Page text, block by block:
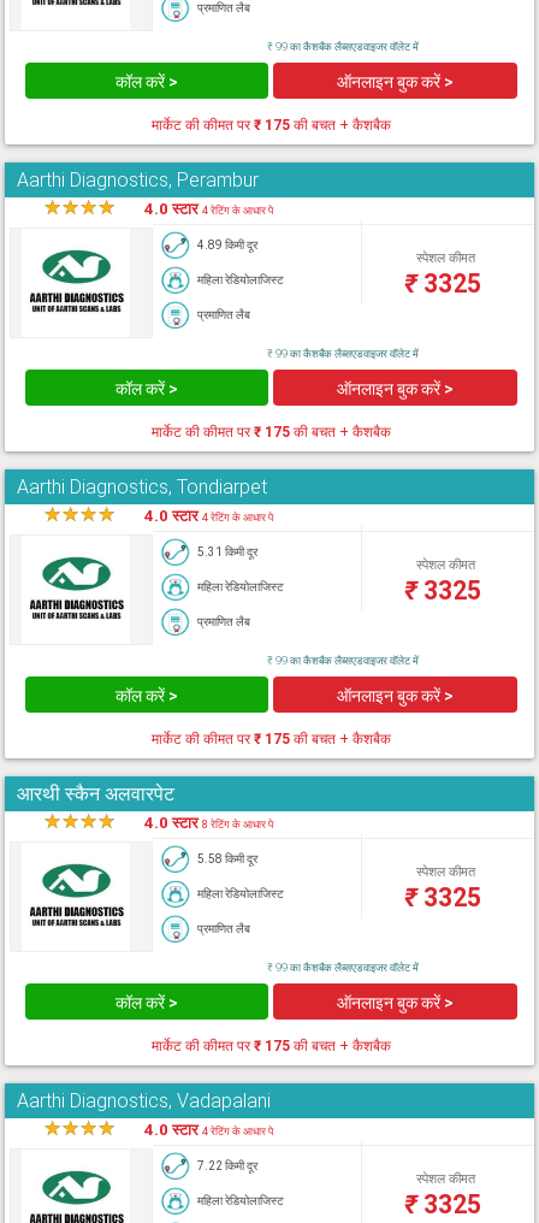
प्रमाणित लैब
₹ 99 का कैशबैक लैब्सएडवाइजर वॉलेट में
कॉल करें > ऑनलाइन बुक करें >
मार्केट की कीमत पर₹ 175की बचत + कैशबैक
Aarthi Diagnostics, Perambur
★★★★ 4.0 स्टार4 रेटिंग के आधार पे
4.89 किमी दूर
महिला रेडियोलाजिस्ट
प्रमाणित लैब
स्पेशल कीमत
₹3325
₹ 99 का कैशबैक लैब्सएडवाइजर वॉलेट में
कॉल करें > ऑनलाइन बुक करें >
मार्केट की कीमत पर₹ 175की बचत + कैशबैक
Aarthi Diagnostics, Tondiarpet
★★★★ 4.0 स्टार4 रेटिंग के आधार पे
5.31 किमी दूर
महिला रेडियोलाजिस्ट
प्रमाणित लैब
स्पेशल कीमत
₹3325
₹ 99 का कैशबैक लैब्सएडवाइजर वॉलेट में
कॉल करें > ऑनलाइन बुक करें >
मार्केट की कीमत पर₹ 175की बचत + कैशबैक
आरथी स्कैन अलवारपेट
★★★★ 4.0 स्टार8 रेटिंग के आधार पे
5.58 किमी दूर
महिला रेडियोलाजिस्ट
प्रमाणित लैब
स्पेशल कीमत
₹3325
₹ 99 का कैशबैक लैब्सएडवाइजर वॉलेट में
कॉल करें > ऑनलाइन बुक करें >
मार्केट की कीमत पर₹ 175की बचत + कैशबैक
Aarthi Diagnostics, Vadapalani
★★★★ 4.0 स्टार4 रेटिंग के आधार पे
7.22 किमी दूर
महिला रेडियोलाजिस्ट
स्पेशल कीमत
₹3325